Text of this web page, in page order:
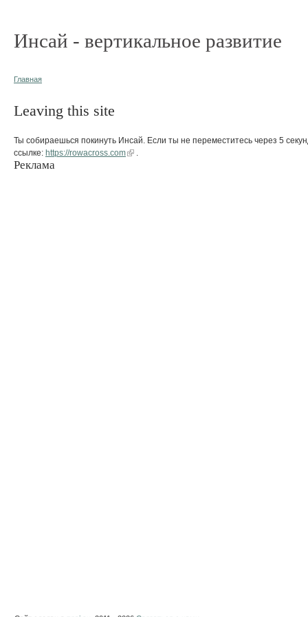
Инсай - вертикальное развитие
Главная
Leaving this site
Ты собираешься покинуть Инсай. Если ты не переместитесь через 5
ссылке: https://rowacross.com
Реклама